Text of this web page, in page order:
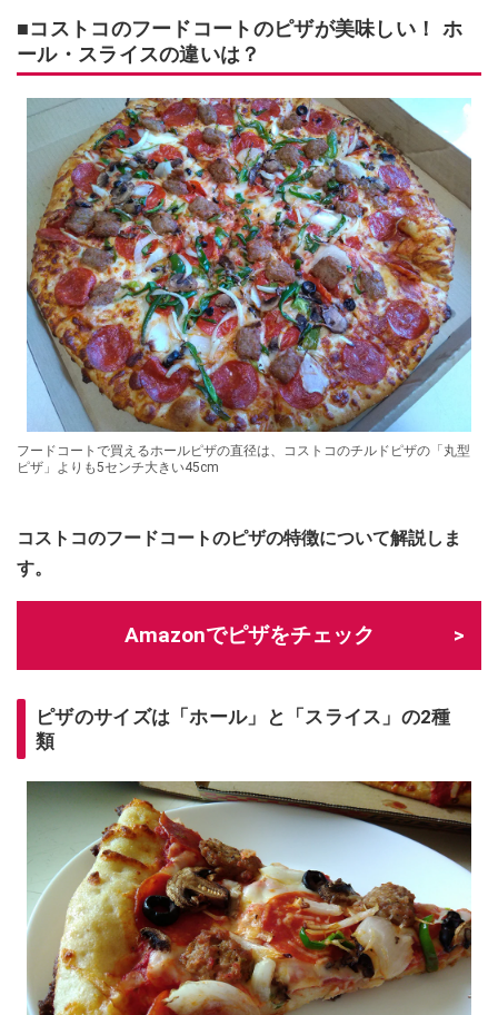
■コストコのフードコートのピザが美味しい！ ホ
ール・スライスの違いは？
フードコートで買えるホールピザの直径は、コストコのチルドピザの「丸型
ピザ」よりも5センチ大きい45cm
コストコのフードコートのピザの特徴について解説しま
す。
Amazonでピザをチェック
ピザのサイズは「ホール」と「スライス」の2種
類